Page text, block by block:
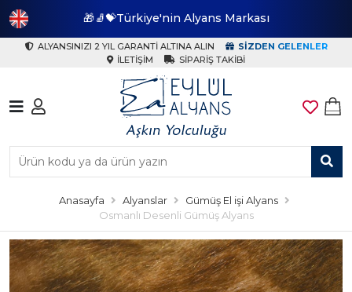
🎁🧦💝Türkiye'nin Alyans Markası
ALYANSINIZI 2 YIL GARANTI ALTINA ALIN
SIZDEN GELENLER
İLETIŞIM
SIPARIŞ TAKIBI
Anasayfa Alyanslar
Gümüş El işi Alyans
Osmanlı Desenli Gümüş Alyans